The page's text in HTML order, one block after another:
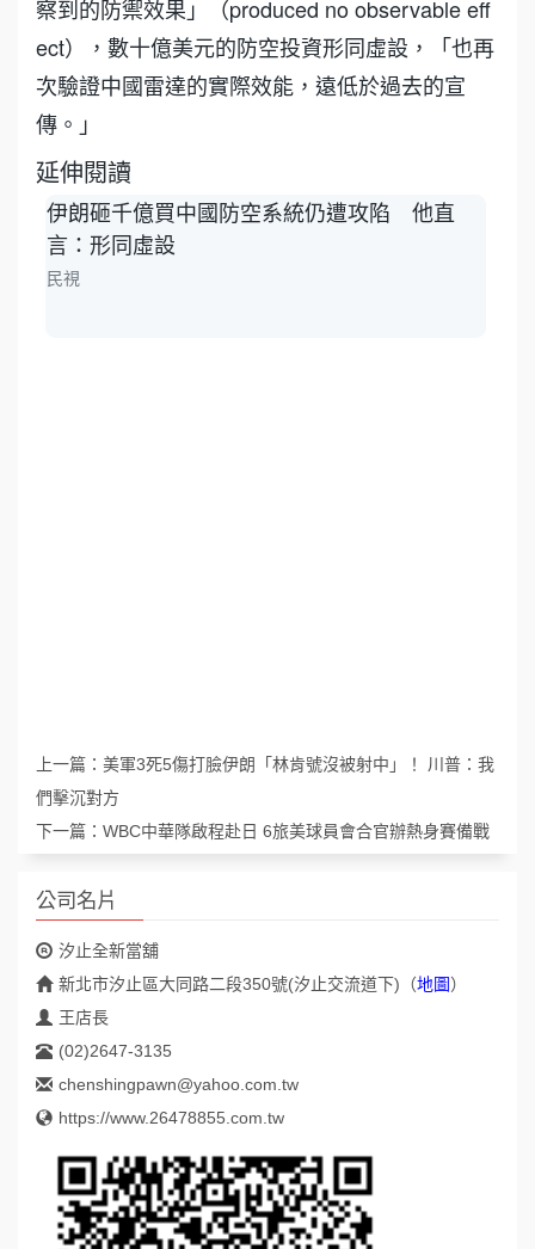
察到的防禦效果」（produced no observable eff
ect），數十億美元的防空投資形同虛設，「也再
次驗證中國雷達的實際效能，遠低於過去的宣
傳。」
延伸閱讀
伊朗砸千億買中國防空系統仍遭攻陷 他直
言：形同虛設
民視
上一篇： 美軍3死5傷打臉伊朗「林肯號沒被射中」！ 川普：我
們擊沉對方
下一篇： WBC中華隊啟程赴日 6旅美球員會合官辦熱身賽備戰
公司名片
汐止全新當舖
新北市汐止區大同路二段350號(汐止交流道下) （地圖）
王店長
(02)2647-3135
chenshingpawn@yahoo.com.tw
https://www.26478855.com.tw